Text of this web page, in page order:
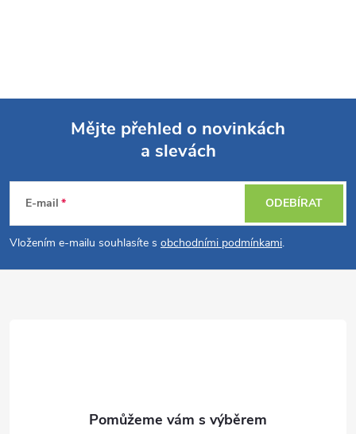
p
a
Mějte přehled o novinkách
a slevách
E-mail
Vložením e-mailu souhlasíte s obchodními podmínkami.
ODEBÍRAT